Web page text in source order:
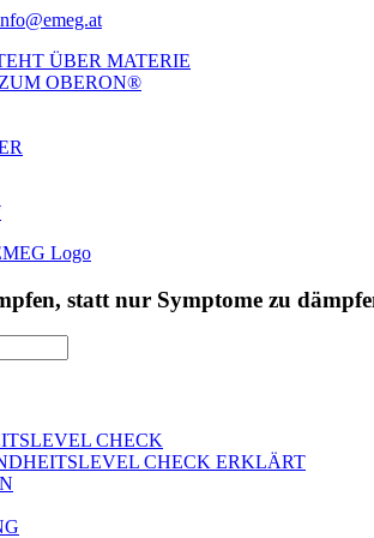
ÜBER MATERIE
OBERON®
statt nur Symptome zu
CHECK
CHECK ERKLÄRT